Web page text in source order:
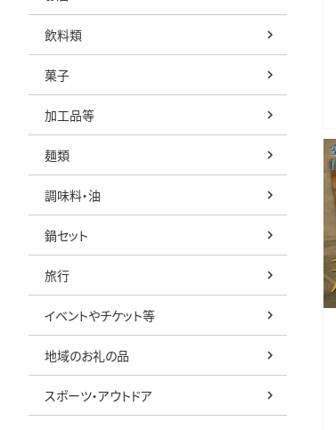
飲料類
菓子
加工品等
麺類
調味料・油
鍋セット
旅行
イベントやチケット等
地域のお礼の品
スポーツ・アウトドア